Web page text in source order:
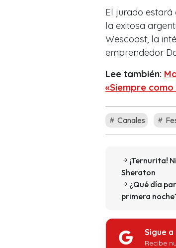
El jurado
la exitosa
Wescoast; la
emprendedor
Lee también:
«Siempre
Canales
¡Ternurita!
Sheraton
¿Qué día
primera
Sigue
Recibe